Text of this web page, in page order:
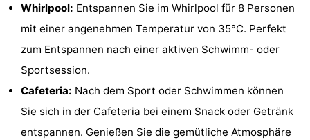
Indoor-
Spielplätze
Bowling
Minigolfplätze
Wellness-
Zentren
Dörfer
Whirlpool: Entspannen Sie im Whirlpool für 8 Personen
mit einer angenehmen Temperatur von 35°C. Perfekt
zum Entspannen nach einer aktiven Schwimm- oder
Sportsession.
Cafeteria: Nach dem Sport oder Schwimmen können
Sie sich in der Cafeteria bei einem Snack oder Getränk
entspannen. Genießen Sie die gemütliche Atmosphäre